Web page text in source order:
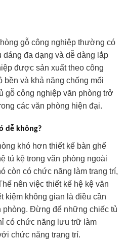
gỗ công nghiệp thường có
đa dạng và dễ dàng lắp
được sản xuất theo công
bền và khả năng chống mối
gỗ công nghiệp văn phòng trở
các văn phòng hiện đại.
dễ không?
khó hơn thiết kế bàn ghế
tủ kệ trong văn phòng ngoài
còn có chức năng làm trang trí,
nên việc thiết kế hệ kệ văn
kiệm không gian là điều cần
phòng. Đừng để những chiếc tủ
có chức năng lưu trữ làm
chức năng trang trí.